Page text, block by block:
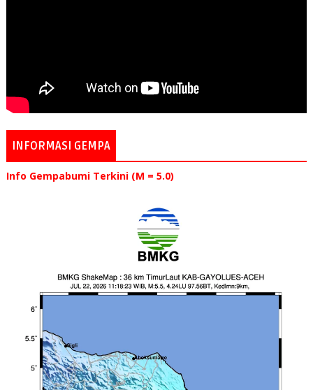
INFORMASI GEMPA
Info Gempabumi Terkini (M = 5.0)